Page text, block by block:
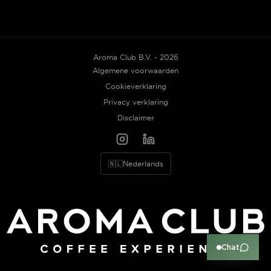
Aroma Club B.V. - 2026
Algemene voorwaarden
Cookieverklaring
Privacy verklaring
Disclaimer
🇳🇱Nederlands
Chat